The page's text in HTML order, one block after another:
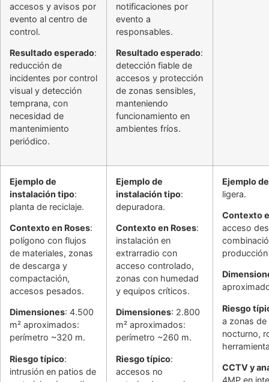
accesos y avisos por
evento al centro de
control.
Resultado esperado:
reducción de
incidentes por control
visual y detección
temprana, con
necesidad de
mantenimiento
periódico.
notificaciones por
evento a
responsables.
Resultado esperado:
detección fiable de
accesos y protección
de zonas sensibles,
manteniendo
funcionamiento en
ambientes fríos.
Ejemplo de
instalación tipo:
planta de reciclaje.
Contexto en Roses:
polígono con flujos
de materiales, zonas
de descarga y
compactación,
accesos pesados.
Dimensiones: 4.500
m² aproximados:
perímetro ~320 m.
Riesgo típico:
intrusión en patios de
Ejemplo de
instalación tipo:
depuradora.
Contexto en Roses:
instalación en
extrarradio con
acceso controlado,
zonas con humedad
y equipos críticos.
Dimensiones: 2.800
m² aproximados:
perímetro ~260 m.
Riesgo típico:
accesos no
Ejemplo
ligera.
Contexto
acceso
Riesgo
a zonas
nocturno,
CCTV y
4MP en